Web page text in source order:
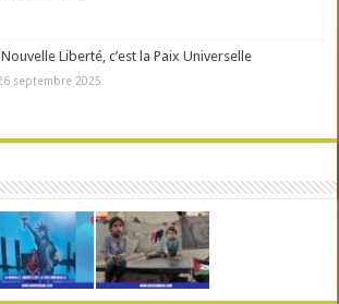
Liberté, c’est la Paix Universelle
septembre 2025